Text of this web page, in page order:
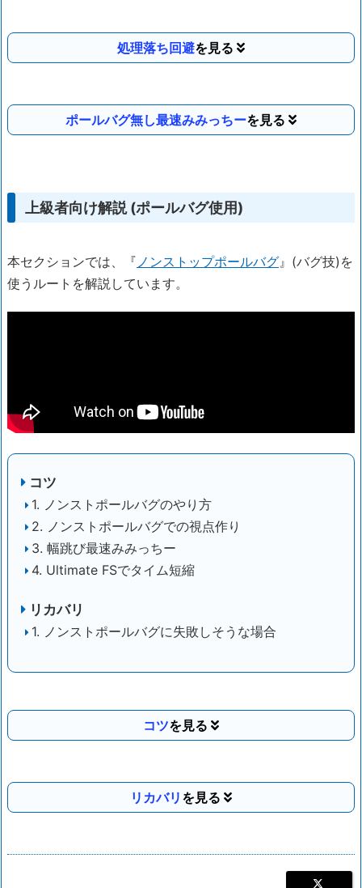
処理落ち回避
ポールバグ無し最速みみっちー
上級者向け解説 (ポールバグ使用)
本セクションでは、『 ノンストップポールバグ』(バグ技)を
使うルートを解説しています。
コツ
1. ノンストポールバグのやり方
2. ノンストポールバグでの視点作り
3. 幅跳び最速みみっちー
4. Ultimate FSでタイム短縮
リカバリ
1. ノンストポールバグに失敗しそうな場合
コツ
リカバリ